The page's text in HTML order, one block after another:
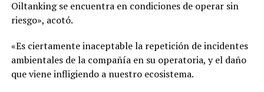
Oiltanking se encuentra en condiciones de operar sin
riesgo», acotó.
«Es ciertamente inaceptable la repetición de incidentes
ambientales de la compañía en su operatoria, y el daño
que viene infligiendo a nuestro ecosistema.